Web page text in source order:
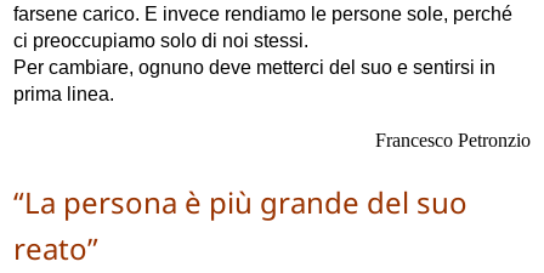
farsene carico. E invece rendiamo le persone sole, perché
ci preoccupiamo solo di noi stessi.
Per cambiare, ognuno deve metterci del suo e sentirsi in
prima linea.
Francesco Petronzio
“La persona è più grande del suo
reato”